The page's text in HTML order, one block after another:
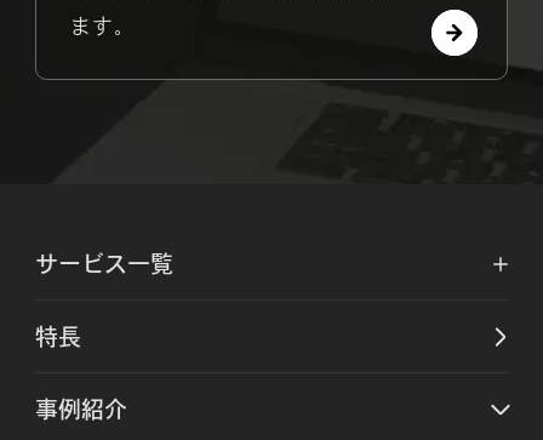
ます。
サービス一覧
特長
事例紹介